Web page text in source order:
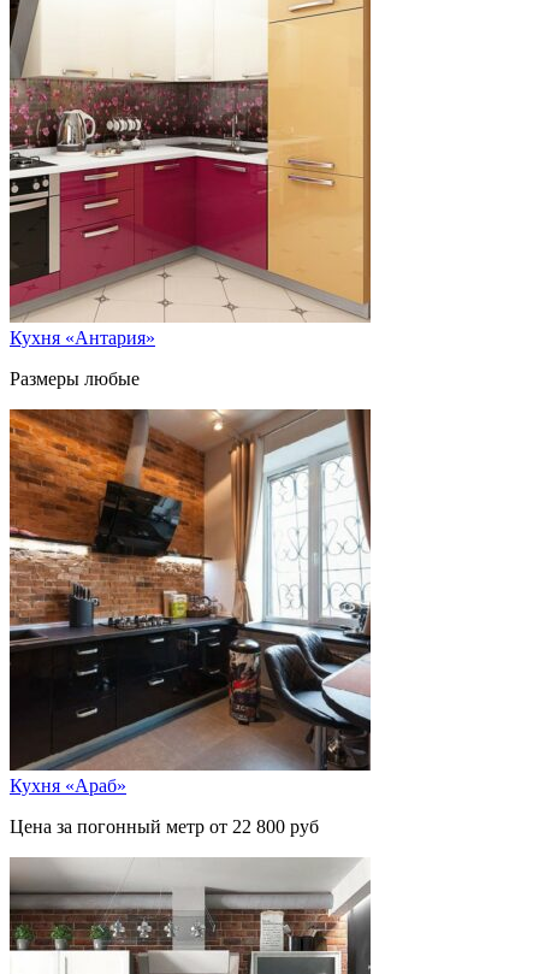
Кухня «Антария»
Размеры любые
Кухня «Араб»
Цена за погонный метр от 22 800 руб